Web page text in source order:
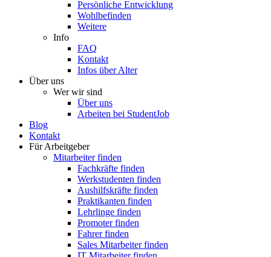
Persönliche Entwicklung
Wohlbefinden
Weitere
Info
FAQ
Kontakt
Infos über Alter
Über uns
Wer wir sind
Über uns
Arbeiten bei StudentJob
Blog
Kontakt
Für Arbeitgeber
Mitarbeiter finden
Fachkräfte finden
Werkstudenten finden
Aushilfskräfte finden
Praktikanten finden
Lehrlinge finden
Promoter finden
Fahrer finden
Sales Mitarbeiter finden